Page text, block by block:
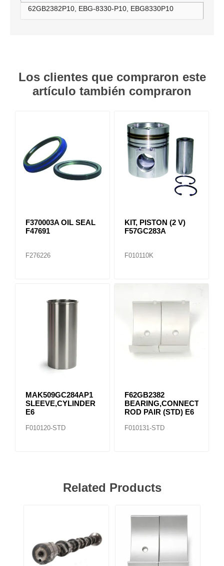
62GB2382P10, EBG-8330-P10, EBG8330P10
Los clientes que compraron este
artículo también compraron
F370003A OIL SEAL
F47691
F276226
KIT, PISTON (2 V)
F57GC283A
F010110K
MAK509GC284AP1
SLEEVE,CYLINDER
E6
F010120-STD
F62GB2382
BEARING,CONNECTING
ROD PAIR (STD) E6
F010131-STD
Related Products